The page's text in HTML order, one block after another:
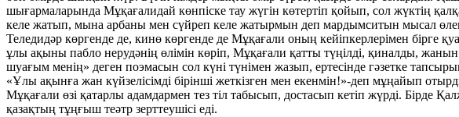
шығармаларында Мұқағалидай көнпіске тау жүгін көтертіп қойып, сол жүктің
келе жатып, мына арбаны мен сүйреп келе жатырмын деп мардымситын мысал
Теледидәр көргенде де, кинө көргенде де Мұқағали оның кейіпкерлерімен
ұлы ақыны пабло нерудәнің өлімін көріп, Мұқағали қатты түңілді, қиналды,
шуағым менің» деген поэмасын сол күні түнімен жазып, ертесінде гәзетке
«Ұлы ақынға жан күйзелісімді бірінші жеткізген мен екенмін!»-деп мұңайып
Мұқағали өзі қатарлы адамдармен тез тіл табысып, достасып кетіп жүрді. Бірде
қазақтың тұңғыш теәтр зерттеушісі еді.